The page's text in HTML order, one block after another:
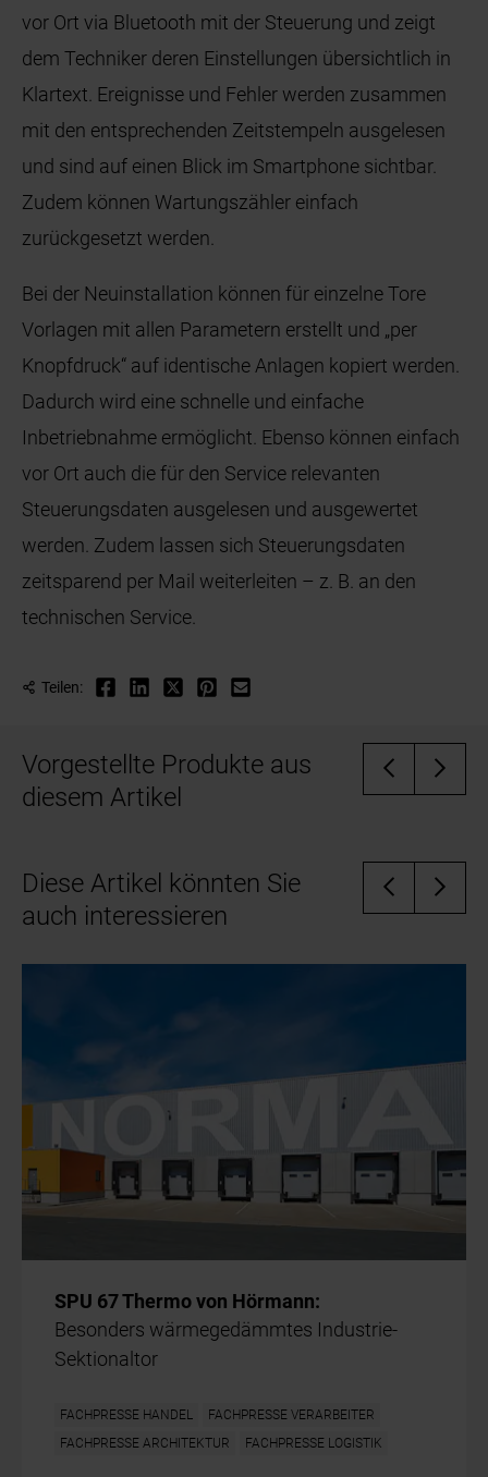
vor Ort via Bluetooth mit der Steuerung und zeigt
dem Techniker deren Einstellungen übersichtlich in
Klartext. Ereignisse und Fehler werden zusammen
mit den entsprechenden Zeitstempeln ausgelesen
und sind auf einen Blick im Smartphone sichtbar.
Zudem können Wartungszähler einfach
zurückgesetzt werden.
Bei der Neuinstallation können für einzelne Tore
Vorlagen mit allen Parametern erstellt und „per
Knopfdruck“ auf identische Anlagen kopiert werden.
Dadurch wird eine schnelle und einfache
Inbetriebnahme ermöglicht. Ebenso können einfach
vor Ort auch die für den Service relevanten
Steuerungsdaten ausgelesen und ausgewertet
werden. Zudem lassen sich Steuerungsdaten
zeitsparend per Mail weiterleiten – z. B. an den
technischen Service.
Teilen:
Vorgestellte Produkte aus
diesem Artikel
Diese Artikel könnten Sie
auch interessieren
SPU 67 Thermo von Hörmann:
Besonders wärmegedämmtes Industrie-
Sektionaltor
FACHPRESSE HANDEL
FACHPRESSE VERARBEITER
FACHPRESSE ARCHITEKTUR
FACHPRESSE LOGISTIK